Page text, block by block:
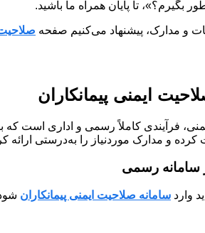
بگیرم؟»، تا پایان همراه ما باشید.
و مدارک، پیشنهاد می‌کنیم صفحه
ایمنی پیمانکاران
فرآیندی کاملاً رسمی و اداری است
و مدارک موردنیاز را به‌درستی ارائه
سامانه رسمی
وارد سامانه صلاحیت ایمنی پیمانکاران